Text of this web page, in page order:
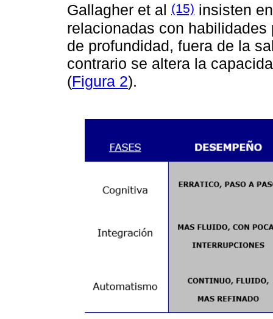
Gallagher et al (15) insisten
relacionadas con
de profundidad, fuera de la
contrario se altera la
(Figura 2).